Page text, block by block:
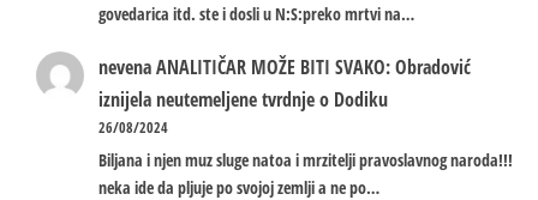
govedarica itd. ste i dosli u N:S:preko mrtvi na…
nevenaANALITIČAR MOŽE BITI SVAKO: Obradović
iznijela neutemeljene tvrdnje o Dodiku
26/08/2024
Biljana i njen muz sluge natoa i mrzitelji pravoslavnog naroda!!!
neka ide da pljuje po svojoj zemlji a ne po…